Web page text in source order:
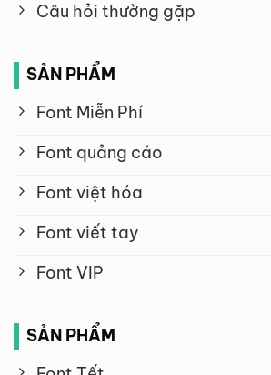
Câu hỏi thường gặp
SẢN PHẨM
Font Miễn Phí
Font quảng cáo
Font việt hóa
Font viết tay
Font VIP
SẢN PHẨM